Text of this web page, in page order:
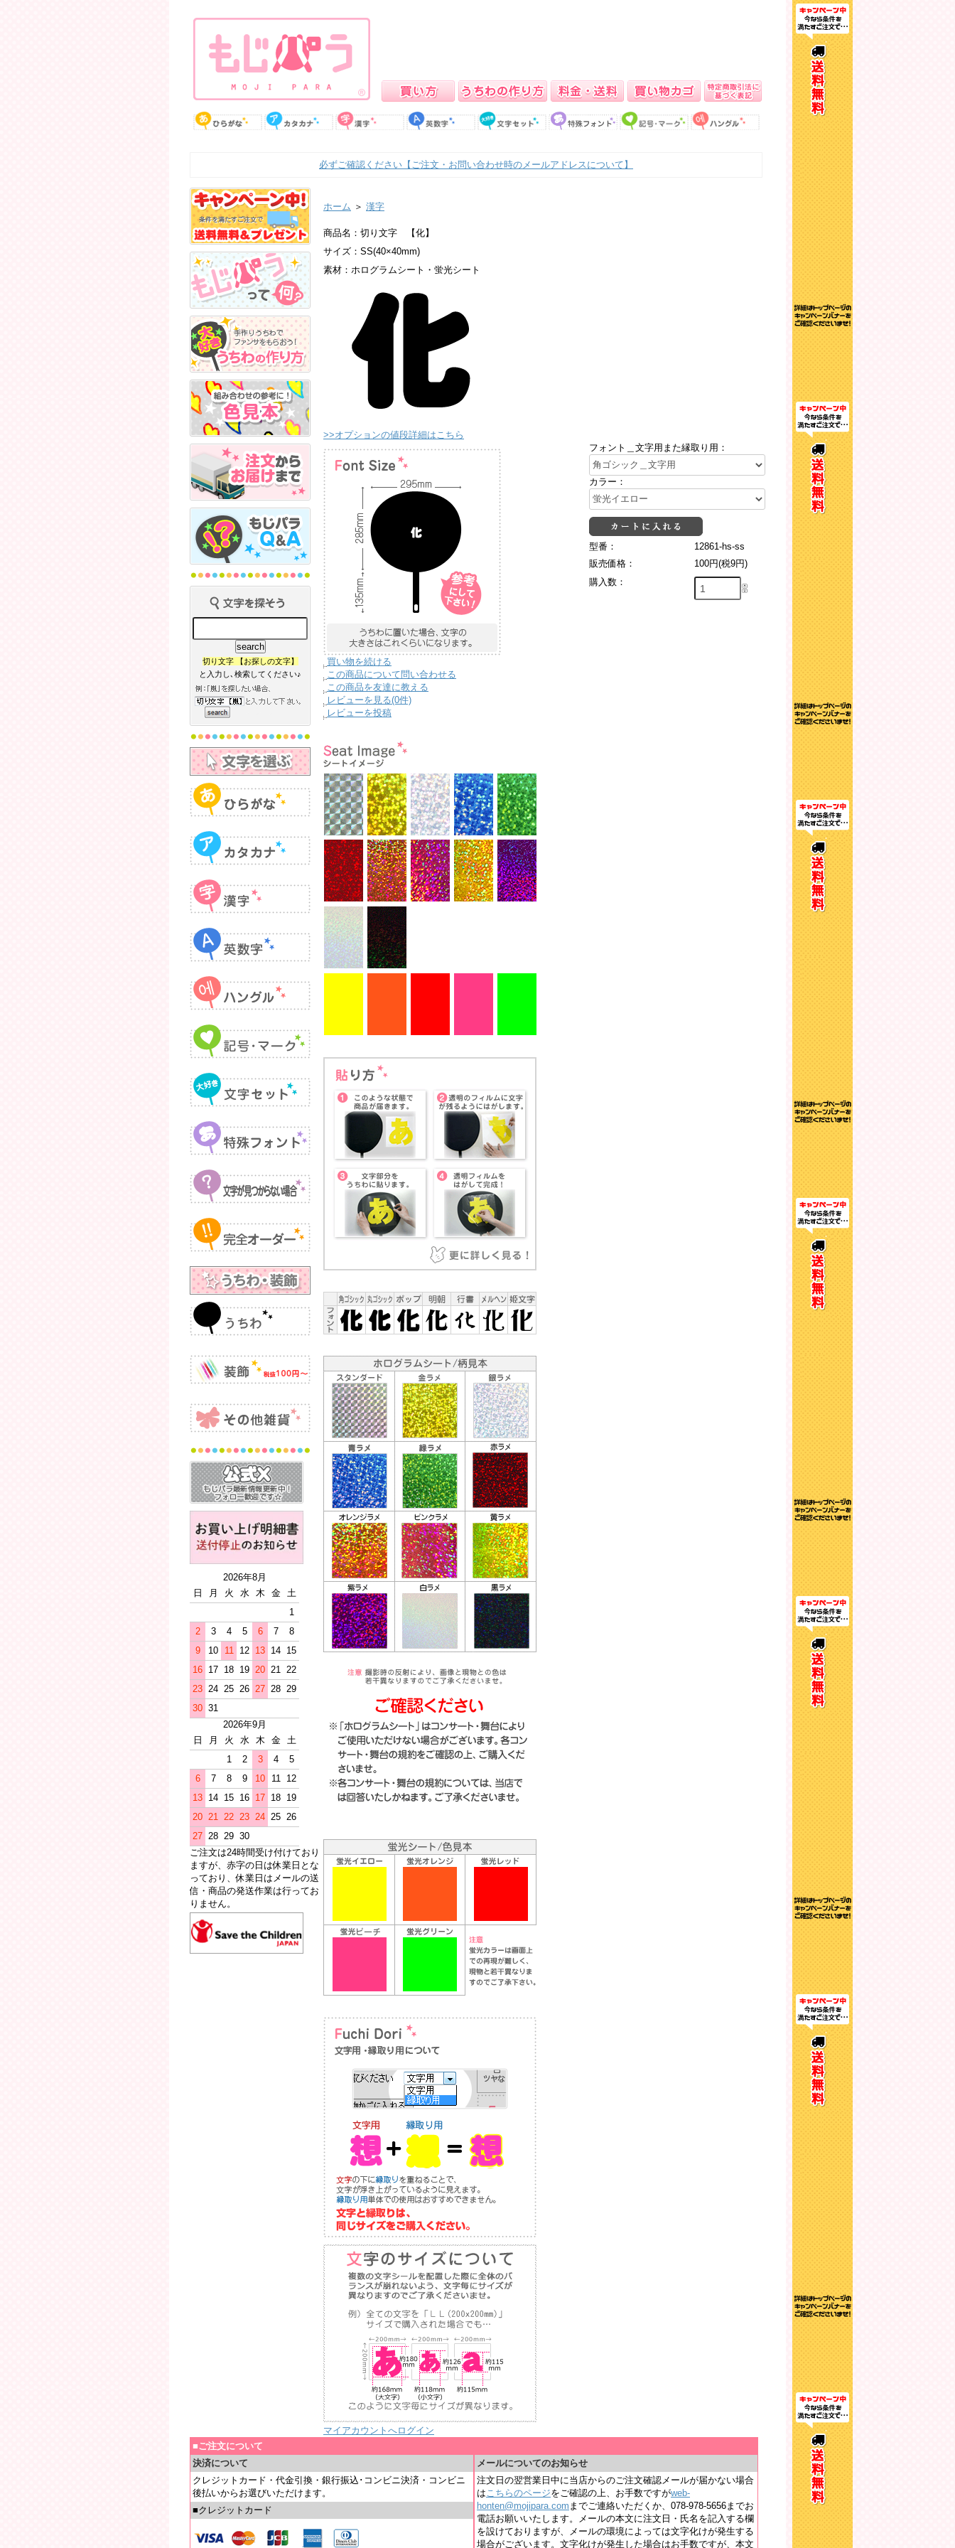
必ずご確認ください【ご注文・お問い合わせ時のメールアドレスについて】
切り文字 【お探しの文字】
と入力し､検索してください♪
2026年8月
日
月 火 水 木 金
土
1
2
3 4 5 6 7
8
9
10 11 12 13 14 15
16 17 18 19 20 21 22
23 24 25 26 27 28 29
30 31
2026年9月
日
月 火 水 木 金
土
1
2 3 4
5
6
7 8 9 10 11
12
13 14 15 16 17 18 19
20 21 22 23 24 25 26
27 28 29 30
ご注文は24時間受け付けており
ますが、赤字の日は休業日とな
っており、休業日はメールの送
信・商品の発送作業は行ってお
りません。
ホーム ＞ 漢字
商品名：切り文字 【化】
サイズ：SS(40×40mm)
素材：ホログラムシート・蛍光シート
>>オプションの値段詳細はこちら
フォント＿文字用また縁取り用：
カラー：
型番：
12861-hs-ss
販売価格：
100円(税9円)
購入数：
買い物を続ける
この商品について問い合わせる
この商品を友達に教える
レビューを見る(0件)
レビューを投稿
マイアカウントへログイン
■ご注文について
決済について
クレジットカード・代金引換・銀行振込･コンビニ決済・コンビニ
後払いからお選びいただけます。
■クレジットカード
メールについてのお知らせ
注文日の翌営業日中に当店からのご注文確認メールが届かない場合
はこちらのページをご確認の上、お手数ですがweb-
honten@mojipara.com までご連絡いただくか、078-978-5656までお
電話お願いいたします。メールの本文に注文日・氏名を記入する欄
を設けておりますが、メールの環境によっては文字化けが発生する
場合がございます。文字化けが発生した場合はお手数ですが、本文